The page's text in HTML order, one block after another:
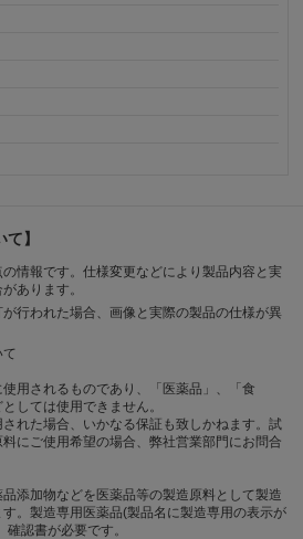
】
情報です。仕様変更などにより製品内容と実
あります。
行われた場合、画像と実際の製品の仕様が異
用されるものであり、「医薬品」、「食
しては使用できません。
れた場合、いかなる保証も致しかねます。試
にご使用希望の場合、弊社営業部門にお問合
添加物などを医薬品等の製造原料として製造
。製造専用医薬品(製品名に製造専用の表示が
認書が必要です。